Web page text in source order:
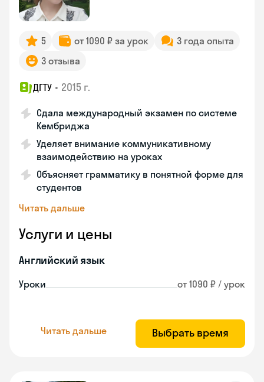
5 от 1090 ₽ за урок
3 года опыта
3 отзыва
ДГТУ • 2015 г.
Сдала международный экзамен по системе
Кембриджа
Уделяет внимание коммуникативному
взаимодействию на уроках
Объясняет грамматику в понятной форме для
студентов
Читать дальше
Услуги и цены
Английский язык
Уроки от 1090 ₽ / урок
Читать дальше Выбрать время